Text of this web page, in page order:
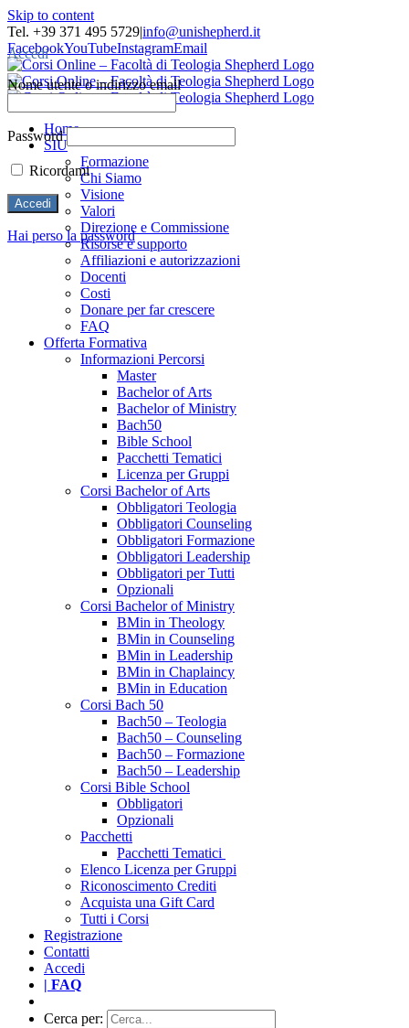
Skip to content
Tel. +39 371 495 5729|info@unishepherd.it
FacebookYouTubeInstagramEmail
Home
SIU
Formazione
Chi Siamo
Visione
Valori
Direzione e Commissione
Risorse e supporto
Affiliazioni e autorizzazioni
Docenti
Costi
Donare per far crescere
FAQ
Offerta Formativa
Informazioni Percorsi
Master
Bachelor of Arts
Bachelor of Ministry
Bach50
Bible School
Pacchetti Tematici
Licenza per Gruppi
Corsi Bachelor of Arts
Obbligatori Teologia
Obbligatori Counseling
Obbligatori Formazione
Obbligatori Leadership
Obbligatori per Tutti
Opzionali
Corsi Bachelor of Ministry
BMin in Theology
BMin in Counseling
BMin in Leadership
BMin in Chaplaincy
BMin in Education
Corsi Bach 50
Bach50 – Teologia
Bach50 – Counseling
Bach50 – Formazione
Bach50 – Leadership
Corsi Bible School
Obbligatori
Opzionali
Pacchetti
Pacchetti Tematici
Elenco Licenza per Gruppi
Riconoscimento Crediti
Acquista una Gift Card
Tutti i Corsi
Registrazione
Contatti
Accedi
| FAQ
Cerca per:
Accedi
Nome utente o indirizzo email
Password
Ricordami
Hai perso la password